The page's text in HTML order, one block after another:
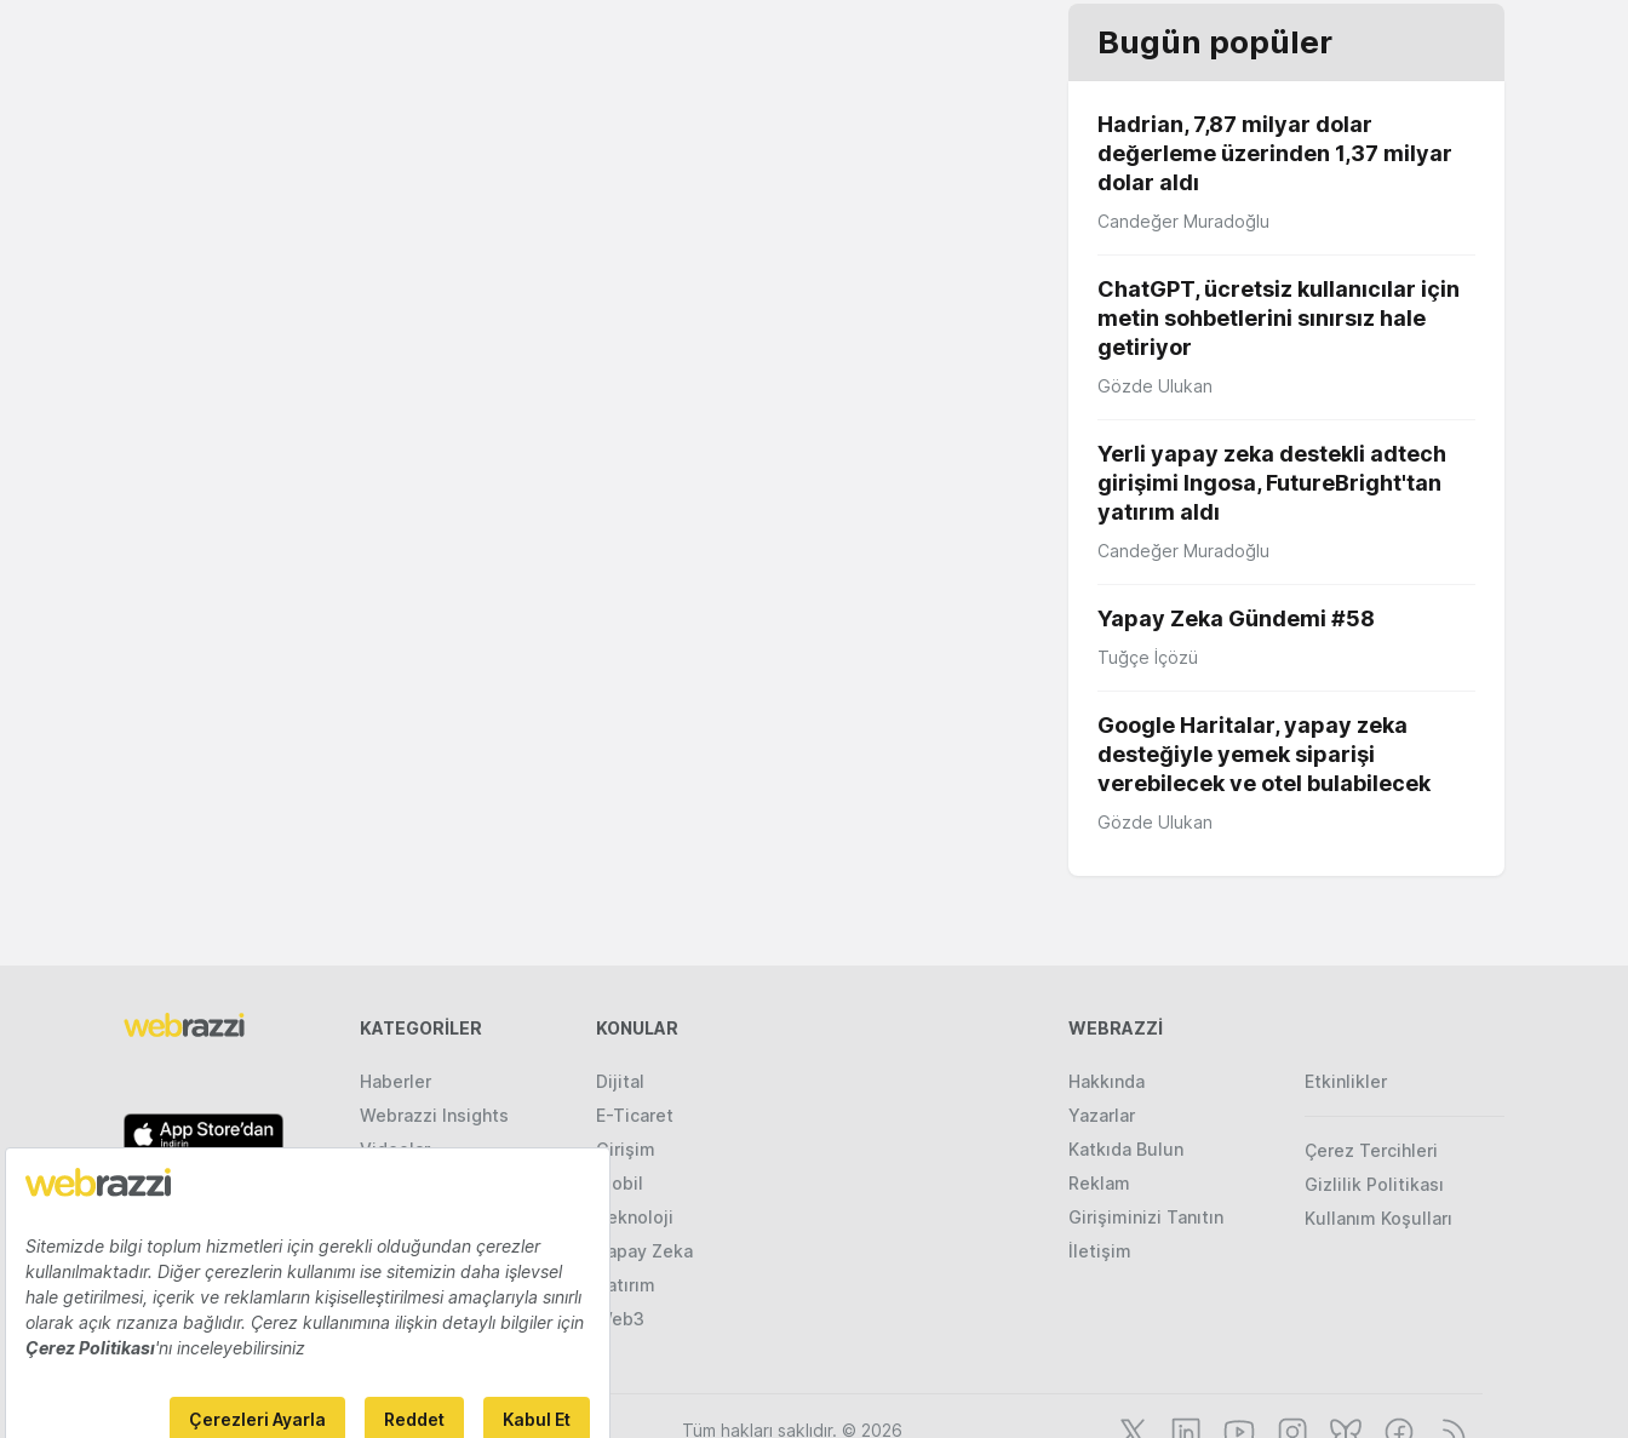
Bugün popüler
Hadrian, 7,87 milyar dolar
değerleme üzerinden 1,37 milyar
dolar aldı
Candeğer Muradoğlu
ChatGPT, ücretsiz kullanıcılar için
metin sohbetlerini sınırsız hale
getiriyor
Gözde Ulukan
Yerli yapay zeka destekli adtech
girişimi Ingosa, FutureBright'tan
yatırım aldı
Candeğer Muradoğlu
Yapay Zeka Gündemi #58
Tuğçe İçözü
Google Haritalar, yapay zeka
desteğiyle yemek siparişi
verebilecek ve otel bulabilecek
Gözde Ulukan
KATEGORILER
Haberler
Webrazzi Insights
Videolar
KONULAR
Dijital
E-Ticaret
Girişim
Mobil
Teknoloji
Yapay Zeka
Yatırım
Web3
WEBRAZZİ
Hakkında
Yazarlar
Katkıda Bulun
Reklam
Girişiminizi Tanıtın
İletişim
Etkinlikler
Çerez Tercihleri
Gizlilik Politikası
Kullanım Koşulları
Tüm hakları saklıdır. © 2026